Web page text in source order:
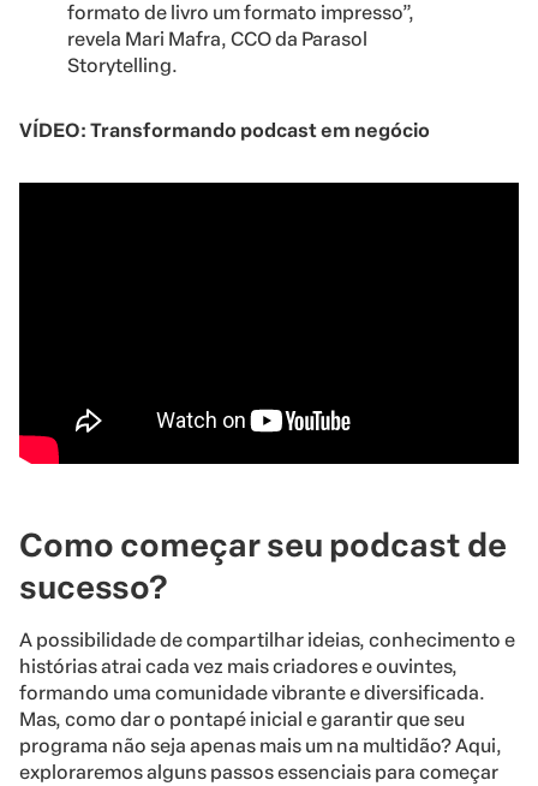
formato de livro um formato impresso”,
revela Mari Mafra, CCO da Parasol
Storytelling.
VÍDEO: Transformando podcast em negócio
Como começar seu podcast de
sucesso?
A possibilidade de compartilhar ideias, conhecimento e
histórias atrai cada vez mais criadores e ouvintes,
formando uma comunidade vibrante e diversificada.
Mas, como dar o pontapé inicial e garantir que seu
programa não seja apenas mais um na multidão? Aqui,
exploraremos alguns passos essenciais para começar